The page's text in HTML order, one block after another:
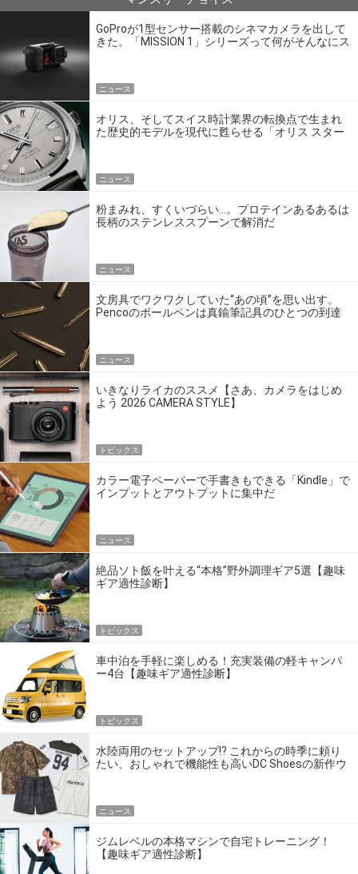
GoProが1型センサー搭載のシネマカメラを出して
きた。「MISSION 1」シリーズって何がそんなにス
ニュース
オリス、そしてスイス時計業界の転換点で生まれ
た歴史的モデルを現代に甦らせる「オリス スター
ニュース
粉まみれ、すくいづらい…。プロテインあるあるは
長柄のステンレススプーンで解消だ
ニュース
文房具でワクワクしていた“あの頃”を思い出す。
Pencoのボールペンは真鍮筆記具のひとつの到達
ニュース
いきなりライカのススメ【さあ、カメラをはじめ
よう 2026 CAMERA STYLE】
トピックス
カラー電子ペーパーで手書きもできる「Kindle」で
インプットとアウトプットに集中だ
ニュース
絶品ソト飯を叶える“本格”野外調理ギア5選【趣味
ギア適性診断】
トピックス
車中泊を手軽に楽しめる！充実装備の軽キャンパ
ー4台【趣味ギア適性診断】
トピックス
水陸両用のセットアップ!? これからの時季に頼り
たい、おしゃれで機能性も高いDC Shoesの新作ウ
ニュース
ジムレベルの本格マシンで自宅トレーニング！
【趣味ギア適性診断】